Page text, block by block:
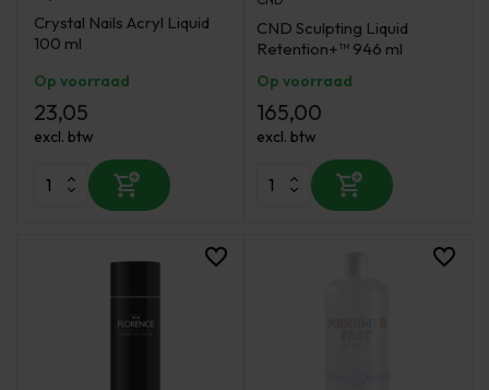
Crystal Nails Acryl Liquid
100 ml
Op voorraad
23,05
excl. btw
CND Sculpting Liquid
Retention+™ 946 ml
Op voorraad
165,00
excl. btw